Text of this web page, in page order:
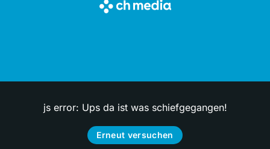
js error: Ups da ist was schiefgegangen!
Erneut versuchen